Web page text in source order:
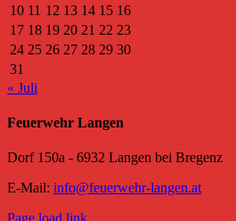
10 11 12 13 14 15 16
17 18 19 20 21 22 23
24 25 26 27 28 29 30
31
« Juli
Feuerwehr Langen
Dorf 150a - 6932 Langen bei Bregenz
E-Mail: info@feuerwehr-langen.at